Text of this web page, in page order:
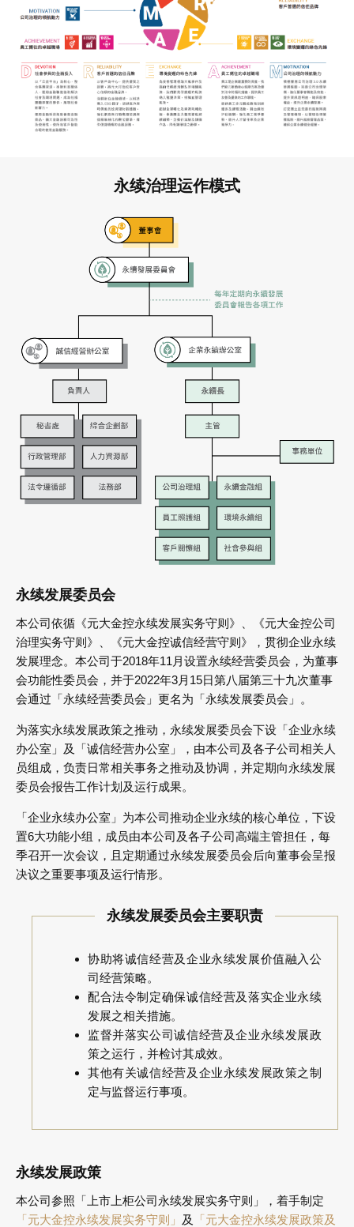
永续治理运作模式
永续发展委员会
本公司依循《元大金控永续发展实务守则》、《元大金控公司
治理实务守则》、《元大金控诚信经营守则》，贯彻企业永续
发展理念。本公司于2018年11月设置永续经营委员会，为董事
会功能性委员会，并于2022年3月15日第八届第三十九次董事
会通过「永续经营委员会」更名为「永续发展委员会」。
为落实永续发展政策之推动，永续发展委员会下设「企业永续
办公室」及「诚信经营办公室」，由本公司及各子公司相关人
员组成，负责日常相关事务之推动及协调，并定期向永续发展
委员会报告工作计划及运行成果。
「企业永续办公室」为本公司推动企业永续的核心单位，下设
置6大功能小组，成员由本公司及各子公司高端主管担任，每
季召开一次会议，且定期通过永续发展委员会后向董事会呈报
决议之重要事项及运行情形。
永续发展委员会主要职责
协助将诚信经营及企业永续发展价值融入公
司经营策略。
配合法令制定确保诚信经营及落实企业永续
发展之相关措施。
监督并落实公司诚信经营及企业永续发展政
策之运行，并检讨其成效。
其他有关诚信经营及企业永续发展政策之制
定与监督运行事项。
永续发展政策
本公司参照「上市上柜公司永续发展实务守则」，着手制定
「元大金控永续发展实务守则」 及 「元大金控永续发展政策及